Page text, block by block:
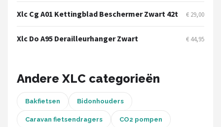
Schwalbe
Voltano
Cortina
Alle merken →
Xlc Cg A01 Kettingblad Beschermer Zwart 42t € 29,00
Xlc Do A95 Derailleurhanger Zwart € 44,95
Andere XLC categorieën
Bakfietsen Bidonhouders
Caravan fietsendragers CO2 pompen